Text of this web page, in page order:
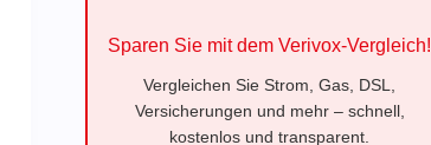
Sparen Sie mit dem Verivox-Vergleich!
Vergleichen Sie Strom, Gas, DSL,
Versicherungen und mehr – schnell,
kostenlos und transparent.